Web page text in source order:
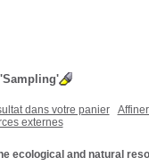
'Sampling'
dans votre panier
externes
ecological and natural